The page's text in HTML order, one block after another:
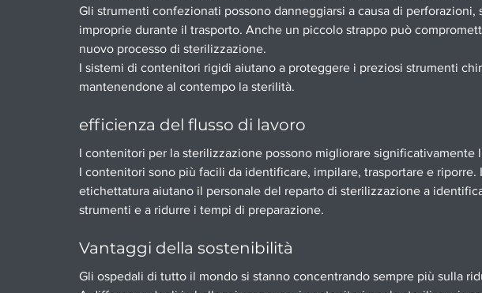
Gli strumenti confezionati possono danneggiarsi a causa di perforazioni,
improprie durante il trasporto. Anche un piccolo strappo può
nuovo processo di sterilizzazione.
I sistemi di contenitori rigidi aiutano a proteggere i preziosi strumenti
mantenendone al contempo la sterilità.
efficienza del flusso di lavoro
I contenitori per la sterilizzazione possono migliorare significativamente
I contenitori sono più facili da identificare, impilare, trasportare e riporre.
etichettatura aiutano il personale del reparto di sterilizzazione a
strumenti e a ridurre i tempi di preparazione.
Vantaggi della sostenibilità
Gli ospedali di tutto il mondo si stanno concentrando sempre più sulla